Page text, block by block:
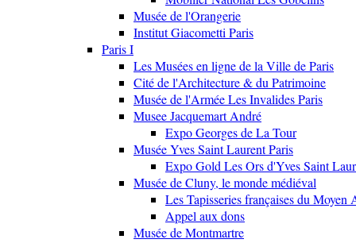
Musée de l'Orangerie
Institut Giacometti Paris
Paris I
Les Musées en ligne de la Ville de Paris
Cité de l'Architecture & du Patrimoine
Musée de l'Armée Les Invalides Paris
Musee Jacquemart André
Expo Georges de La Tour
Musée Yves Saint Laurent Paris
Expo Gold Les Ors d'Yves Saint
Musée de Cluny, le monde médiéval
Les Tapisseries françaises du Moyen
Appel aux dons
Musée de Montmartre